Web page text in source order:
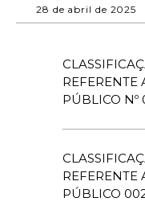
28 de abril de 2025
REFERENTE
PÚBLICO Nº
REFERENTE
PÚBLICO